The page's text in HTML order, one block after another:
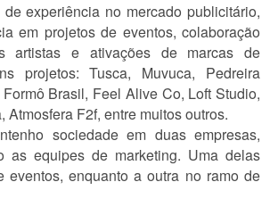
experiência no mercado publicitário,
em projetos de eventos, colaboração
artistas e ativações de marcas de
projetos: Tusca, Muvuca, Pedreira
Brasil, Feel Alive Co, Loft Studio,
Atmosfera F2f, entre muitos outros.
sociedade em duas empresas,
as equipes de marketing. Uma delas
eventos, enquanto a outra no ramo de